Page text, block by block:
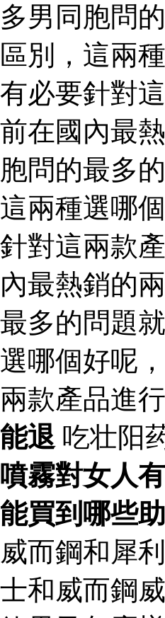
多男同胞問
區別，這兩
有必要針對
前在國內最
胞問的最多
這兩種選哪
針對這兩款
內最熱銷的
最多的問題
選哪個好呢
兩款產品進
能退 吃壮阳
噴霧對女人
能買到哪些
威而鋼和犀
士和威而鋼